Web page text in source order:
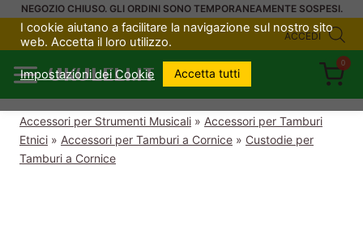
SaltaNEGOZIO CHIUSO. GLI ORDINI SONO TEMPORANEAMENTE SOSPESI.
ACCEDI
UKULELI.IT
0
Accessori per Strumenti Musicali » Accessori per Tamburi
Etnici » Accessori per Tamburi a Cornice » Custodie per
Tamburi a Cornice
I cookie aiutano a facilitare la navigazione sul nostro sito
web. Accetta il loro utilizzo.
Impostazioni dei Cookie Accetta tutti